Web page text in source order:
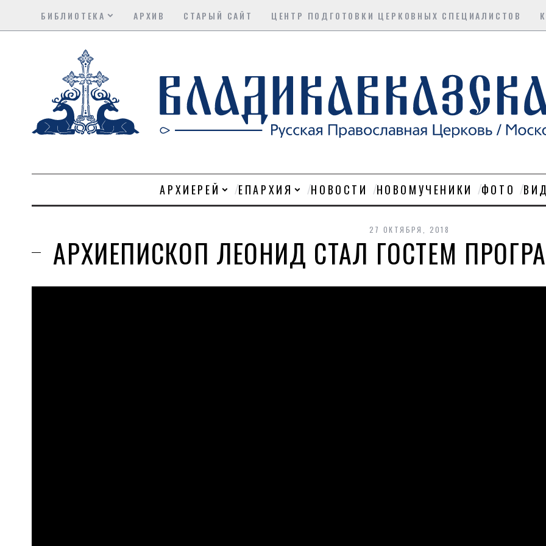
БИБЛИОТЕКА АРХИВ СТАРЫЙ САЙТ ЦЕНТР ПОДГОТОВКИ ЦЕРКОВНЫХ СПЕЦИАЛИСТОВ
АРХИЕРЕЙ ЕПАРХИЯ НОВОСТИ НОВОМУЧЕНИКИ ФОТО
27 ОКТЯБРЯ, 2018
АРХИЕПИСКОП ЛЕОНИД СТАЛ ГОСТЕМ